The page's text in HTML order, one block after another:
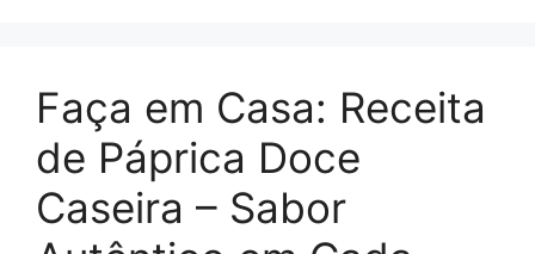
Faça em Casa: Receita
de Páprica Doce
Caseira – Sabor